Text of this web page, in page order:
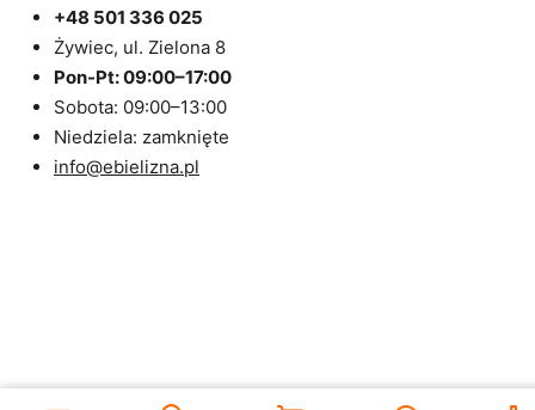
+48 501 336 025
Żywiec, ul. Zielona 8
Pon-Pt: 09:00–17:00
Sobota: 09:00–13:00
Niedziela: zamknięte
info@ebielizna.pl